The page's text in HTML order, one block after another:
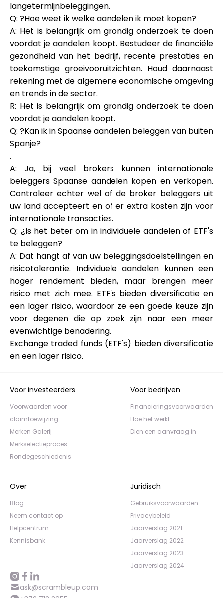
langetermijnbeleggingen.
Q: ?Hoe weet ik welke aandelen ik moet kopen?
A: Het is belangrijk om grondig onderzoek te doen
voordat je aandelen koopt. Bestudeer de financiële
gezondheid van het bedrijf, recente prestaties en
toekomstige groeivooruitzichten. Houd daarnaast
rekening met de algemene economische omgeving
en trends in de sector.
R: Het is belangrijk om grondig onderzoek te doen
voordat je aandelen koopt.
Q: ?Kan ik in Spaanse aandelen beleggen van buiten
Spanje?
.
A: Ja, bij veel brokers kunnen internationale
beleggers Spaanse aandelen kopen en verkopen.
Controleer echter wel of de broker beleggers uit
uw land accepteert en of er extra kosten zijn voor
internationale transacties.
Q: ¿Is het beter om in individuele aandelen of ETF's
te beleggen?
A: Dat hangt af van uw beleggingsdoelstellingen en
risicotolerantie. Individuele aandelen kunnen een
hoger rendement bieden, maar brengen meer
risico met zich mee. ETF's bieden diversificatie en
een lager risico, waardoor ze een goede keuze zijn
voor degenen die op zoek zijn naar een meer
evenwichtige benadering.
Exchange traded funds (ETF's) bieden diversificatie
en een lager risico.
Voor investeerders
Voorwaarden voor
claimtoewijzing
Merken Galerij
Merkselectieproces
Rondegeschiedenis
Voor bedrijven
Financieringsvoorwaarden
Hoe het werkt
Dien een aanvraag in
Over
Blog
Neem contact op
Helpcentrum
Kennisbank
Juridisch
Gebruiksvoorwaarden
Privacybeleid
Jaarverslag 2021
Jaarverslag 2022
Jaarverslag 2023
Jaarverslag 2024
ask@scrambleup.com